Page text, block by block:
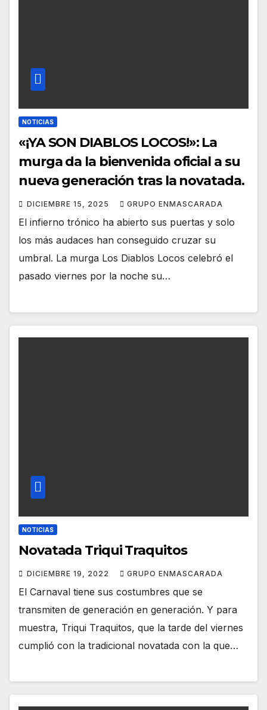
NOTICIAS
«¡YA SON DIABLOS LOCOS!»: La
murga da la bienvenida oficial a su
nueva generación tras la novatada.
DICIEMBRE 15, 2025 GRUPO ENMASCARADA
El infierno trónico ha abierto sus puertas y solo
los más audaces han conseguido cruzar su
umbral. La murga Los Diablos Locos celebró el
pasado viernes por la noche su…
NOTICIAS
Novatada Triqui Traquitos
DICIEMBRE 19, 2022 GRUPO ENMASCARADA
El Carnaval tiene sus costumbres que se
transmiten de generación en generación. Y para
muestra, Triqui Traquitos, que la tarde del viernes
cumplió con la tradicional novatada con la que…